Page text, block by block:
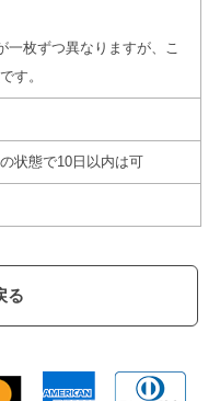
一枚ずつ異なりますが、こ
す。
状態で10日以内は可
る